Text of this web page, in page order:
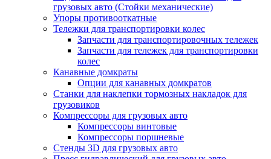
грузовых авто (Стойки механические)
Упоры противооткатные
Тележки для транспортировки колес
Запчасти для транспортировочных тележек
Запчасти для тележек для транспортировки
колес
Канавные домкраты
Опции для канавных домкратов
Станки для наклепки тормозных накладок для
грузовиков
Компрессоры для грузовых авто
Компрессоры винтовые
Компрессоры поршневые
Стенды 3D для грузовых авто